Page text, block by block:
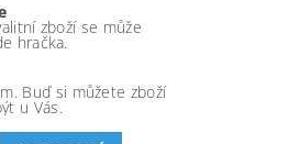
zboží se může
hračka.
Buď si můžete zboží
u Vás.